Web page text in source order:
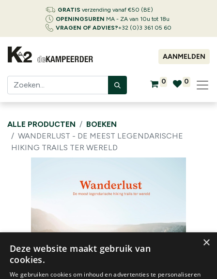
GRATIS verzending vanaf €50 (BE)
OPENINGSUREN MA - ZA van 10u tot 18u
VRAGEN OF ADVIES?+32 (0)3 361 05 60
AANMELDEN
0 0
ALLE PRODUCTEN
BOEKEN
WANDERLUST - DE MEEST LEGENDARISCHE
HIKING TRAILS TER WERELD
×
Deze website maakt gebruik van
cookies.
We gebruiken cookies om inhoud en advertenties te personaliseren